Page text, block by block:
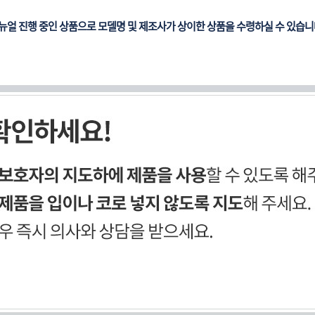
진행 중인 상품으로 모델명 및 제조사가 상이한 상품을 수령하실 수 있습니